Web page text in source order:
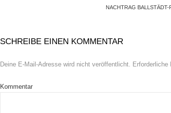
NACHTRAG BALLSTÄDT-
SCHREIBE EINEN KOMMENTAR
Deine E-Mail-Adresse wird nicht veröffentlicht. Erforderliche
Kommentar